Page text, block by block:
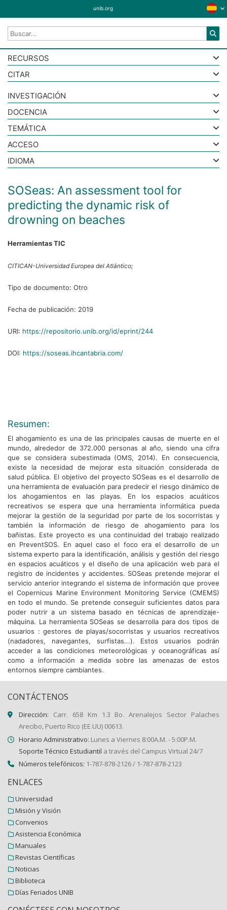
unib.org
RECURSOS
CITAR
SOSeas: An assessment tool for
predicting the dynamic risk of
drowning on beaches
Herramientas TIC
CITICAN-Universidad Europea del Atlántico;
Tipo de documento: Otro
Fecha de publicación: 2019
URI: https://repositorio.unib.org/id/eprint/244
DOI: https://soseas.ihcantabria.com/
Resumen:
El ahogamiento es una de las principales causas de muerte en el
mundo, alrededor de 372.000 personas al año, siendo una cifra
que se considera subestimada (OMS, 2014). En consecuencia,
existe la necesidad de mejorar esta situación considerada de
salud pública. El objetivo del proyecto SOSeas es el desarrollo de
una herramienta de evaluación para predecir el riesgo dinámico de
los ahogamientos en las playas. En los espacios acuáticos
recreativos se espera que una herramienta informática pueda
mejorar la gestión de la seguridad por parte de los socorristas y
también la información de riesgo de ahogamiento para los
bañistas. Este proyecto es una continuidad del trabajo realizado
en PreventSOS. En aquel caso el foco era el desarrollo de un
sistema experto para la identificación, análisis y gestión del riesgo
en espacios acuáticos y el diseño de una aplicación web para el
registro de incidentes y accidentes. SOSeas pretende mejorar el
servicio anterior integrando el sistema de información que provee
el Copernicus Marine Environment Monitoring Service (CMEMS)
en todo el mundo. Se pretende conseguir suficientes datos para
poder nutrir a un sistema basado en técnicas de aprendizaje-
máquina. La herramienta SOSeas se desarrolla para dos tipos de
usuarios : gestores de playas/socorristas y usuarios recreativos
(nadadores, navegantes, surfistas...). Estos usuarios podrán
acceder a las condiciones meteorológicas y oceanográficas así
como a información a medida sobre las amenazas de estos
entornos siempre cambiantes.
INVESTIGACIÓN
DOCENCIA
TEMÁTICA
ACCESO
IDIOMA
CONTÁCTENOS
Dirección: Carr. 658 Km 1.3 Bo. Arenalejos Sector Palaches
Arecibo, Puerto Rico (EE.UU) 00613.
Horario Administrativo: Lunes a Viernes 8:00A.M. - 5:00P.M.
Soporte Técnico Estudiantil a través del Campus Virtual 24/7
Números telefónicos: 1-787-878-2126 / 1-787-878-2123
ENLACES
Universidad
Misión y Visión
Convenios
Asistencia Económica
Manuales
Revistas Científicas
Noticias
Biblioteca
Días Feriados UNIB